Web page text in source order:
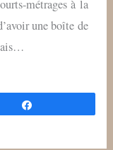
métrages à la
une boîte de